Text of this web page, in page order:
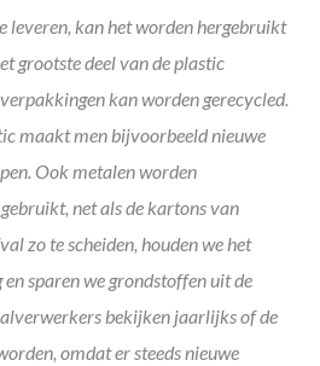
leveren, kan het worden hergebruikt
grootste deel van de plastic
kan worden gerecycled.
maakt men bijvoorbeeld nieuwe
Ook metalen worden
net als de kartons van
zo te scheiden, houden we het
sparen we grondstoffen uit de
bekijken jaarlijks of de
omdat er steeds nieuwe